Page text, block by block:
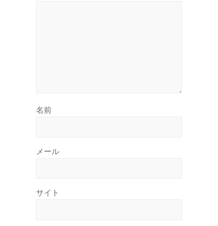
名前
メール
サイト